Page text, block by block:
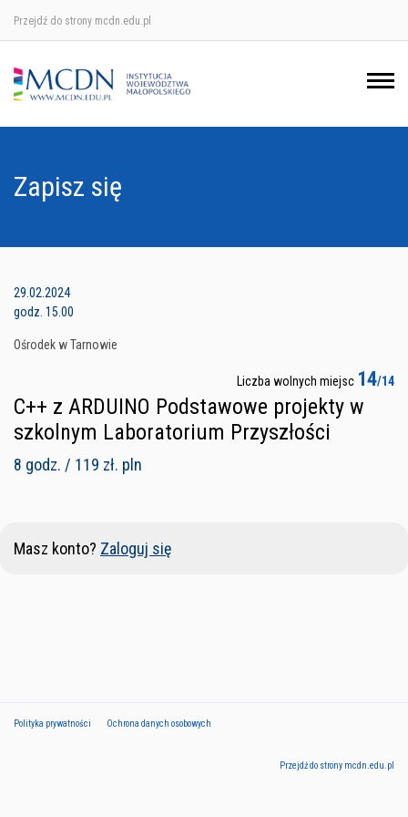
Przejdź do strony mcdn.edu.pl
Zapisz się
29.02.2024
godz. 15.00
Ośrodek w Tarnowie
Liczba wolnych miejsc 14/14
C++ z ARDUINO Podstawowe projekty w
szkolnym Laboratorium Przyszłości
8 godz. / 119 zł. pln
Masz konto? Zaloguj się
Polityka prywatności Ochrona danych osobowych
Przejdź do strony mcdn.edu.pl
Ośrodek w Krakowie
Ośrodek w Nowym Sączu
Ośrodek w Tarnowie